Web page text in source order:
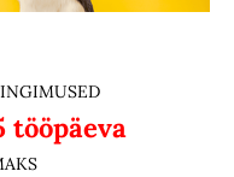
tööpäeva